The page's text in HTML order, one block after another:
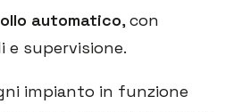
automatico, con
e supervisione.
impianto in funzione